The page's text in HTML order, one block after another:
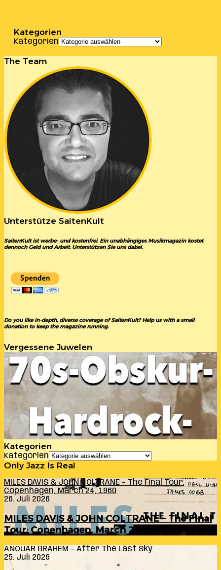
Kategorien
Kategorien
The Team
Unterstütze SaitenKult
SaitenKult ist werbe- und kostenfrei. Ein unabhängiges Musikmagazin kostet
dennoch Geld und Arbeit. Unterstützen Sie uns dabei.
Do you like in-depth, diverse coverage of SaitenKult? Help us with a small
donation to keep the magazine running.
Vergessene Juwelen
Kategorien
Kategorien
Only Jazz Is Real
MILES DAVIS & JOHN COLTRANE – The Final Tour:
Copenhagen, March 24, 1960
26. Juli 2026
MILES DAVIS & JOHN COLTRANE – The Final
Tour: Copenhagen, March 24, 1960
ANOUAR BRAHEM – After The Last Sky
25. Juli 2026